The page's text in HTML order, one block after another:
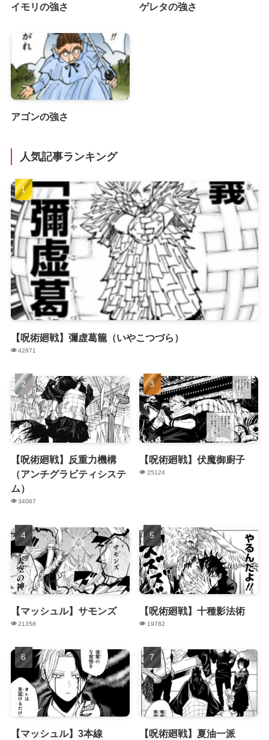
イモリの強さ ゲレタの強さ
アゴンの強さ
人気記事ランキング
【呪術廻戦】彌虚葛籠（いやこつづら）
42871
【呪術廻戦】反重力機構
（アンチグラビティシステ
ム）
34067
【呪術廻戦】伏魔御廚子
25124
【マッシュル】サモンズ
21358
【呪術廻戦】十種影法術
19782
【マッシュル】3本線 【呪術廻戦】夏油一派